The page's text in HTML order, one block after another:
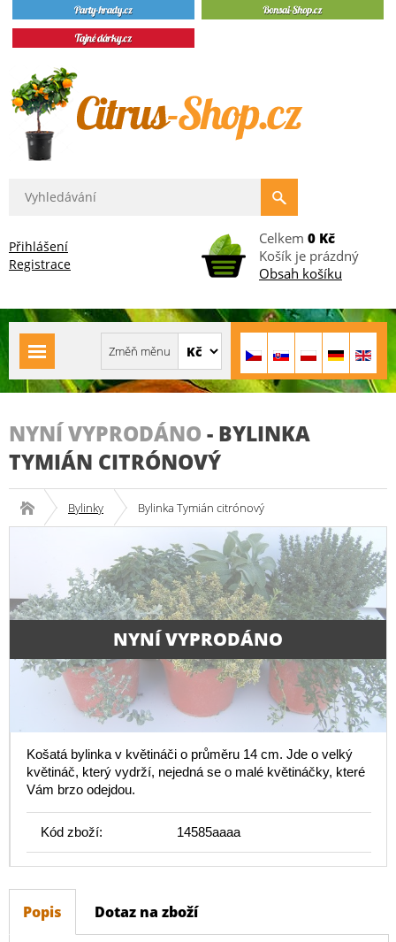
Přihlášení
Registrace
Celkem 0 Kč
Košík je prázdný
Obsah košíku
NYNÍ VYPRODÁNO - BYLINKA
TYMIÁN CITRÓNOVÝ
Bylinky Bylinka Tymián citrónový
NYNÍ VYPRODÁNO
Košatá bylinka v květináči o průměru 14 cm. Jde o velký
květináč, který vydrží, nejedná se o malé květináčky, které
Vám brzo odejdou.
Kód zboží: 14585aaaa
Popis Dotaz na zboží